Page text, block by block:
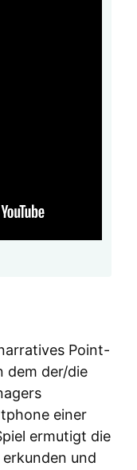
Point-
dem der/die
einer
ermutigt die
und